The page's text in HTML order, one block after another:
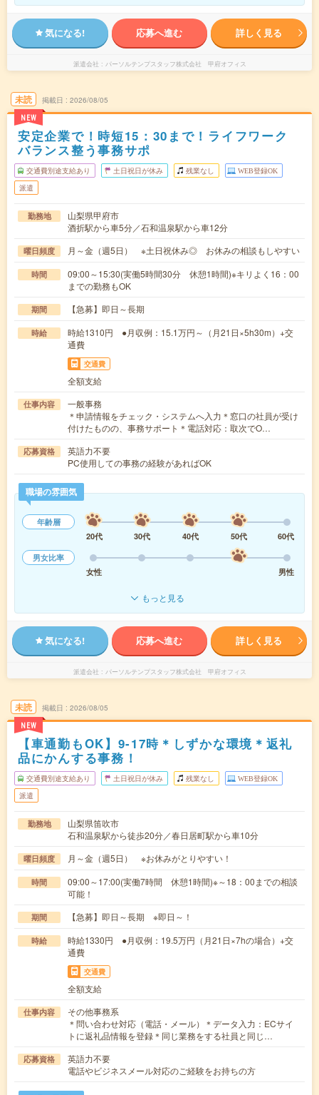
気になる! 応募へ進む 詳しく見る
派遣会社 パーソルテンプスタッフ株式会社 甲府オフィス
未読
NEW
掲載日 2026/08/05
安定企業で！時短15：30まで！ライフワーク
バランス整う事務サポ
交通費別途支給あり 土日祝日が休み 残業なし WEB登録OK
派遣
勤務地
山梨県甲府市
酒折駅から車5分／石和温泉駅から車12分
曜日頻度 月～金（週5日） ※土日祝休み◎ お休みの相談もしやすい
時間
09:00～15:30(実働5時間30分 休憩1時間)※キリよく16：00
までの勤務もOK
期間 【急募】即日～長期
時給
時給1310円 ●月収例：15.1万円～（月21日×5h30m）+交
通費
交通費
全額支給
仕事内容
一般事務
＊申請情報をチェック・システムへ入力＊窓口の社員が受け
付けたものの、事務サポート＊電話対応：取次でO…
応募資格
英語力不要
PC使用しての事務の経験があればOK
職場の雰囲気
年齢層
20代
30代 40代 50代
60代
男女比率
女性
男性
もっと見る
気になる! 応募へ進む 詳しく見る
派遣会社 パーソルテンプスタッフ株式会社 甲府オフィス
未読
NEW
掲載日 2026/08/05
【車通勤もOK】9-17時＊しずかな環境＊返礼
品にかんする事務！
交通費別途支給あり 土日祝日が休み 残業なし WEB登録OK
派遣
勤務地
山梨県笛吹市
石和温泉駅から徒歩20分／春日居町駅から車10分
曜日頻度 月～金（週5日） ※お休みがとりやすい！
時間
09:00～17:00(実働7時間 休憩1時間)※～18：00までの相談
可能！
期間 【急募】即日～長期 ※即日～！
時給
時給1330円 ●月収例：19.5万円（月21日×7hの場合）+交
通費
交通費
全額支給
仕事内容
その他事務系
＊問い合わせ対応（電話・メール）＊データ入力：ECサイ
トに返礼品情報を登録＊同じ業務をする社員と同じ…
応募資格
英語力不要
電話やビジネスメール対応のご経験をお持ちの方